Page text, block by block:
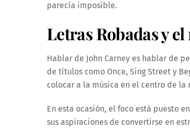
parecía imposible.
Letras Robadas y
Hablar de John Carney es hablar de
de títulos como Once, Sing Street y
colocar a la música en el centro de la
En esta ocasión, el foco está puesto
sus aspiraciones de convertirse en